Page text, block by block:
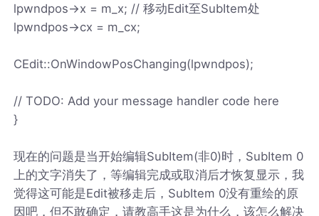
lpwndpos->x = m_x; // 移动Edit至SubItem处
lpwndpos->cx = m_cx;
CEdit::OnWindowPosChanging(lpwndpos);
// TODO: Add your message handler code here
}
现在的问题是当开始编辑SubItem(非0)时，SubItem 0
上的文字消失了，等编辑完成或取消后才恢复显示，我
觉得这可能是Edit被移走后，SubItem 0没有重绘的原
因吧，但不敢确定，请教高手这是为什么，该怎么解决